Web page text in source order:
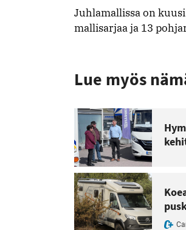
Juhlamallissa on
mallisarjaa ja 13
Lue myös